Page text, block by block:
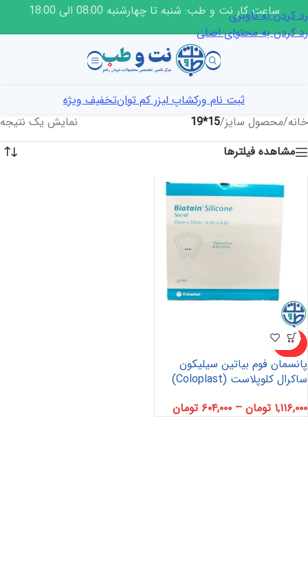
رد کردن به ناوبری
رد کردن به محتوای اصلی
ساعت کار نت و طب: شنبه تا چهارشنبه 08:00 الی 18:00
ثبت نام ورکشاپ لیزر کم توانتخفیف ویژه
خانه/محصول سایز/
15*19
نمایش یک نتیجه
مشاهده فیلترها
ناموجو
د
پانسمان فوم بیاتین سیلیکون
ساکرال کلوپلاست (Coloplast)
۱,۱۱۶,۰۰۰ تومان – ۶۰۴,۰۰۰ تومان